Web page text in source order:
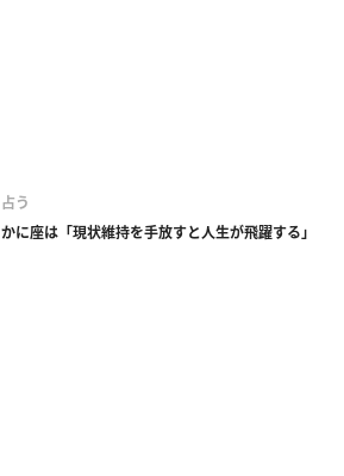
占う
かに座は「現状維持を手放すと人生が飛躍する」